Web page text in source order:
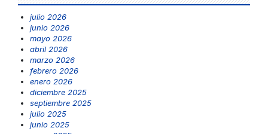
julio 2026
junio 2026
mayo 2026
abril 2026
marzo 2026
febrero 2026
enero 2026
diciembre 2025
septiembre 2025
julio 2025
junio 2025